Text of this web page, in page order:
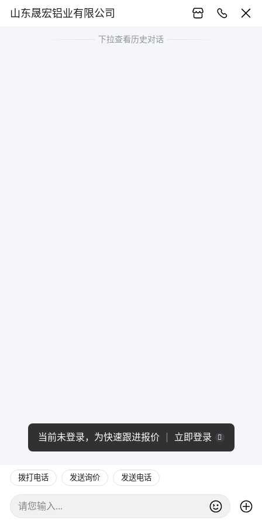
山东晟宏铝业有限公司
下拉查看历史对话
拨打电话 发送询价 发送电话
当前未登录，为快速跟进报价 立即登录